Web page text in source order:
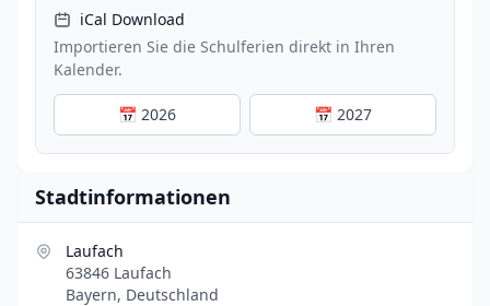
iCal Download
Importieren Sie die Schulferien direkt in Ihren
Kalender.
📅 2026 📅 2027
Stadtinformationen
Laufach
63846 Laufach
Bayern, Deutschland